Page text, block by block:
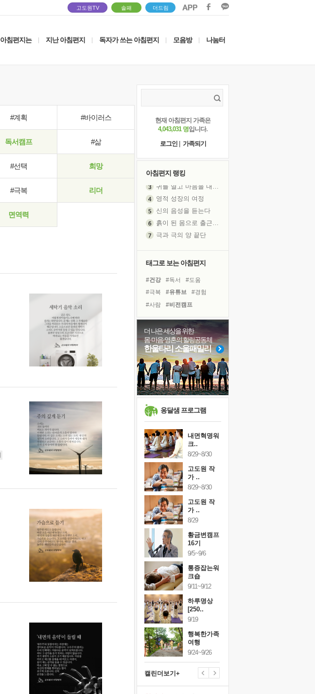
고도원TV 솔패 더드림
아침편지는 지난 아침편지 독자가 쓰는 아침편지 모음방 나눔터
#계획 #바이러스
독서캠프 #삶
#선택 희망
#극복 리더
면역력
현재 아침편지 가족은
4,043,031 명입니다.
로그인
가족되기
아침편지 랭킹
영적 성장의 여정
신의 음성을 듣는다
극과 극의 양 끝단
처음 손을 잡았던 날
슬럼프
보고 싶은 어머니
유년 시절의 부산 영도 바다
못된 꼰대들
너무 황홀한 꽃들이여!
희망이란
'모른다'는 것
귀를 열고 마음을 내어주고
태그로 보는 아침편지
#건강 #독서
#도움
#극복
#유튜브
#경험
#사람
#비전캠프
#링컨학교
#바이러스
#삶
#리더 #다짐
#나눔
#힐링
#위기
#선택
#독서캠프
#희망
#명상
#아이들
#계획
더 나은 세상을 위한
몸·마음·영혼의 힐링공동체
한울타리 소울패밀리
옹달샘 프로그램
건강명상법
스..
내면혁명워
10/17~10/18
17기
10/30~10/31
통증잡는워
크숍
11/7~11/8
내면혁명워
크..
내면혁명워
크..
8/29~8/30
고도원 작
가 ..
8/29~8/30
고도원 작
가 ..
8/29
황금변캠프
16기
9/5~9/6
통증잡는워
크숍
9/11~9/12
하루명상
[250..
9/19
행복한가족
여행
9/24~9/26
캘린더보기+